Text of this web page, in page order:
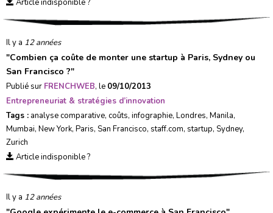
Article indisponible ?
Il y a 12 années
"Combien ça coûte de monter une startup à Paris, Sydney ou
San Francisco ?"
Publié sur FRENCHWEB, le 09/10/2013
Entrepreneuriat & stratégies d’innovation
Tags : analyse comparative, coûts, infographie, Londres, Manila,
Mumbai, New York, Paris, San Francisco, staff.com, startup, Sydney,
Zurich
Article indisponible ?
Il y a 12 années